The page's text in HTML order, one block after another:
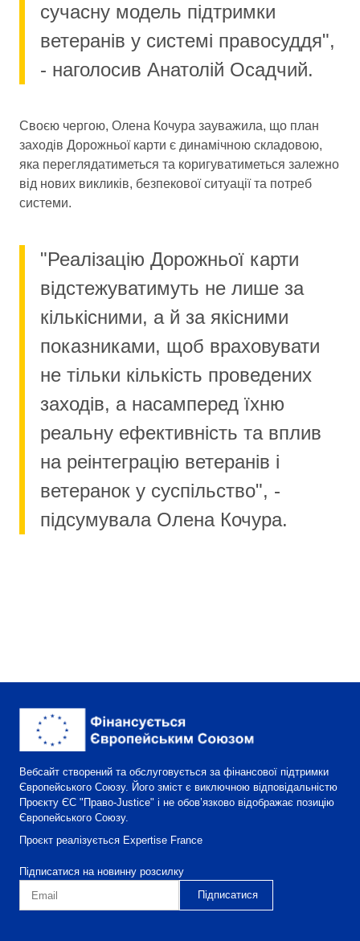
сучасну модель підтримки
ветеранів у системі правосуддя",
- наголосив Анатолій Осадчий.
Своєю чергою, Олена Кочура зауважила, що план
заходів Дорожньої карти є динамічною складовою,
яка переглядатиметься та коригуватиметься залежно
від нових викликів, безпекової ситуації та потреб
системи.
"Реалізацію Дорожньої карти
відстежуватимуть не лише за
кількісними, а й за якісними
показниками, щоб враховувати
не тільки кількість проведених
заходів, а насамперед їхню
реальну ефективність та вплив
на реінтеграцію ветеранів і
ветеранок у суспільство", -
підсумувала Олена Кочура.
Вебсайт створений та обслуговується за фінансової підтримки
Європейського Союзу. Його зміст є виключною відповідальністю
Проєкту ЄС "Право-Justice" і не обов’язково відображає позицію
Європейського Союзу.
Проєкт реалізується Expertise France
Підписатися на новинну розсилку